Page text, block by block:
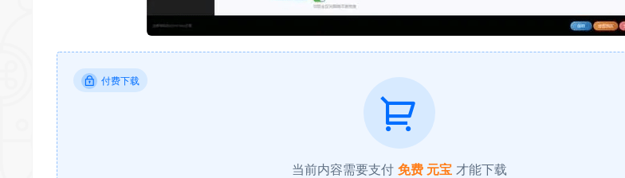
付费下载
当前内容需要支付 免费 元宝 才能下载